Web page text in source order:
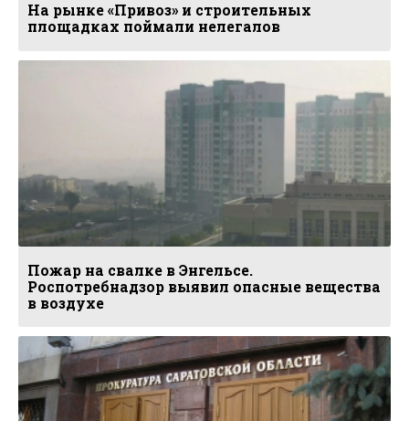
На рынке «Привоз» и строительных
площадках поймали нелегалов
Пожар на свалке в Энгельсе.
Роспотребнадзор выявил опасные вещества
в воздухе